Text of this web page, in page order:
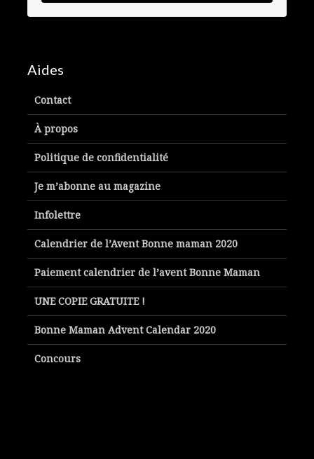
Aides
Contact
À propos
Politique de confidentialité
Je m’abonne au magazine
Infolettre
Calendrier de l’Avent Bonne maman 2020
Paiement calendrier de l’avent Bonne Maman
UNE COPIE GRATUITE !
Bonne Maman Advent Calendar 2020
Concours